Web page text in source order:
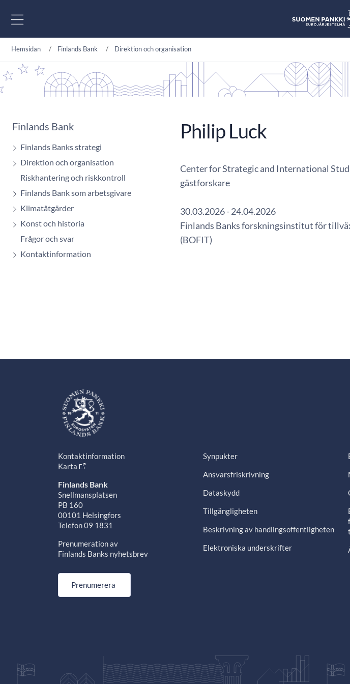
Hemsidan Finlands Bank Direktion och organisation
Finlands Bank
Finlands Banks strategi
Direktion och organisation
Riskhantering och riskkontroll
Finlands Bank som arbetsgivare
Klimatåtgärder
Konst och historia
Frågor och svar
Kontaktinformation
Philip Luck
Center for Strategic and International
gästforskare
30.03.2026 - 24.04.2026
Finlands Banks forskningsinstitut för
(BOFIT)
Kontaktinformation
Karta
Finlands Bank
Snellmansplatsen
PB 160
00101 Helsingfors
Telefon 09 1831
Prenumeration av
Finlands Banks nyhetsbrev
Prenumerera
Synpukter
Ansvarsfriskrivning
Dataskydd
Tillgängligheten
Beskrivning av handlingsoffentligheten
Elektroniska underskrifter